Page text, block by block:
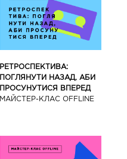
РЕТРОСПЕКТИВА:
ПОГЛЯНУТИ НАЗАД, АБИ
ПРОСУНУТИСЯ ВПЕРЕД
МАЙCТЕР-КЛАС OFFLINE